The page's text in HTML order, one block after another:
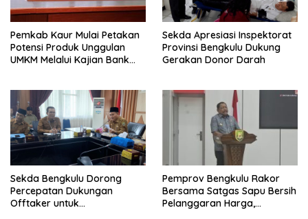
Pemkab Kaur Mulai Petakan
Potensi Produk Unggulan
UMKM Melalui Kajian Bank
Sekda Apresiasi Inspektorat
Provinsi Bengkulu Dukung
Gerakan Donor Darah
Sekda Bengkulu Dorong
Percepatan Dukungan
Offtaker untuk
Pemprov Bengkulu Rakor
Bersama Satgas Sapu Bersih
Pelanggaran Harga,